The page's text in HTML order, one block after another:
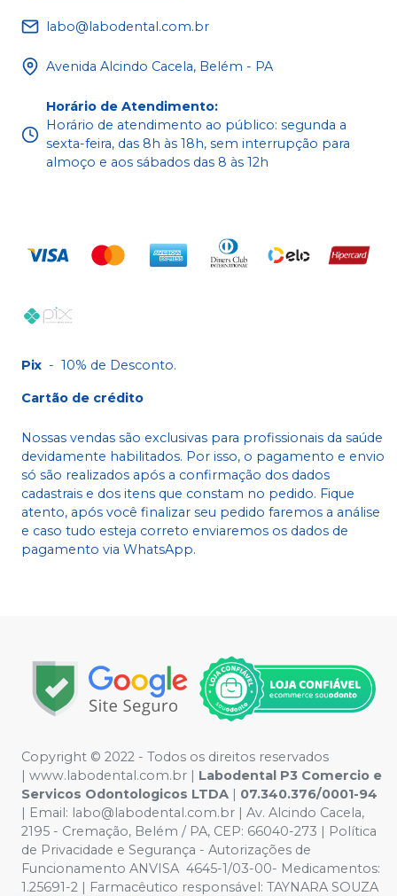
labo@labodental.com.br
Avenida Alcindo Cacela, Belém - PA
Horário de Atendimento:
Horário de atendimento ao público: segunda a
sexta-feira, das 8h às 18h, sem interrupção para
almoço e aos sábados das 8 às 12h
Pix - 10% de Desconto.
Cartão de crédito
Nossas vendas são exclusivas para profissionais da saúde
devidamente habilitados. Por isso, o pagamento e envio
só são realizados após a confirmação dos dados
cadastrais e dos itens que constam no pedido. Fique
atento, após você finalizar seu pedido faremos a análise
e caso tudo esteja correto enviaremos os dados de
pagamento via WhatsApp.
Copyright © 2022 - Todos os direitos reservados
| www.labodental.com.br | Labodental P3 Comercio e
Servicos Odontologicos LTDA | 07.340.376/0001-94
| Email: labo@labodental.com.br | Av. Alcindo Cacela,
2195 - Cremação, Belém / PA, CEP: 66040-273 | Política
de Privacidade e Segurança - Autorizações de
Funcionamento ANVISA 4645-1/03-00- Medicamentos:
1.25691-2 | Farmacêutico responsável: TAYNARA SOUZA